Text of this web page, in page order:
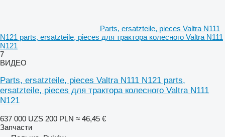
Parts, ersatzteile, pieces Valtra N111
N121 parts, ersatzteile, pieces для трактора колесного Valtra N111
N121
7
ВИДЕО
Parts, ersatzteile, pieces Valtra N111 N121 parts,
ersatzteile, pieces для трактора колесного Valtra N111
N121
637 000 UZS 200 PLN ≈ 46,45 €
Запчасти